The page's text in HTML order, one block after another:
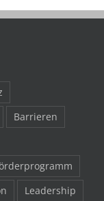
Barrieren
Leadership